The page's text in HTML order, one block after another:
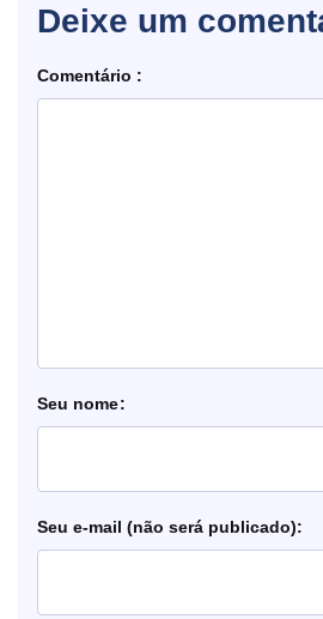
Deixe um
Comentário
nome
e-mail